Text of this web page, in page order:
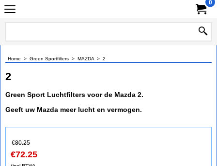
0
Home > Green Sportfilters > MAZDA > 2
2
Green Sport Luchtfilters voor de Mazda 2.
Geeft uw Mazda meer lucht en vermogen.
€80.25
€72.25